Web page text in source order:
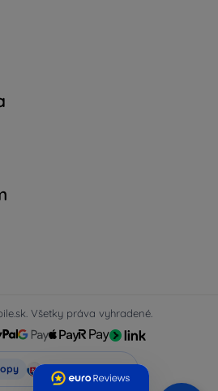
Všetky práva vyhradené.
Top4Mobile.sk